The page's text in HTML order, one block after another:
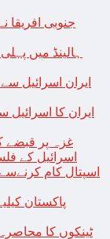
جنوبی افریقا
ہالینڈ میں
ایران
ایران کا
غزہ پر قبضے
اسرائیل کے
اسپتال کام
پاکستان
ٹینکوں کا